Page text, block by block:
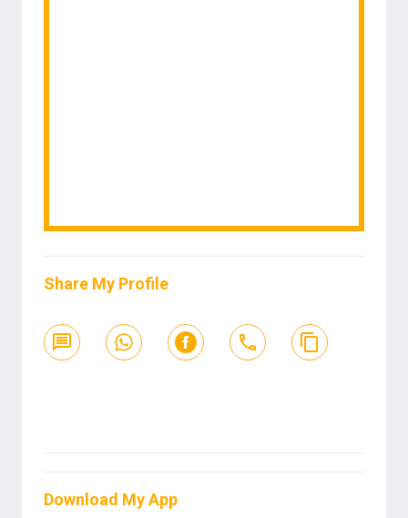
Share My Profile
Download My App